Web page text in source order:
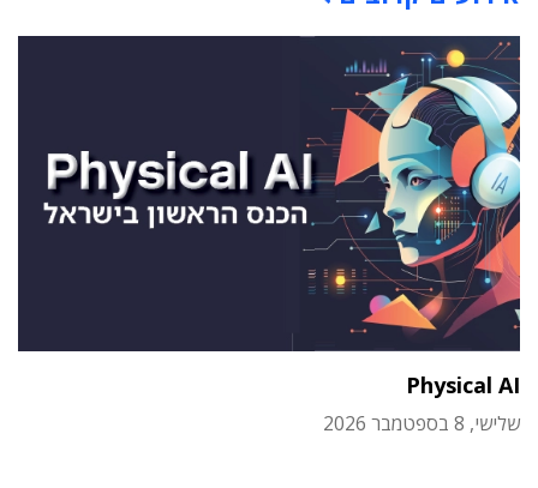
Physical AI
שלישי, 8 בספטמבר 2026